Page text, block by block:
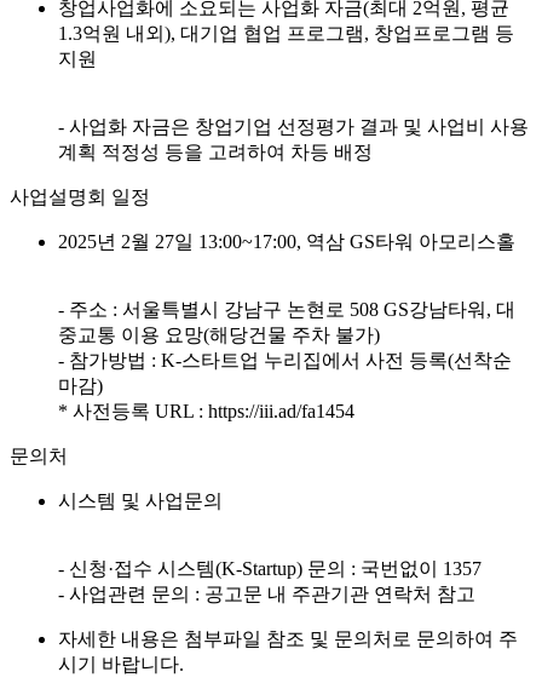
창업사업화에 소요되는 사업화 자금(최대 2억원, 평균
1.3억원 내외), 대기업 협업 프로그램, 창업프로그램 등
지원
- 사업화 자금은 창업기업 선정평가 결과 및 사업비 사용
계획 적정성 등을 고려하여 차등 배정
사업설명회 일정
2025년 2월 27일 13:00~17:00, 역삼 GS타워 아모리스홀
- 주소 : 서울특별시 강남구 논현로 508 GS강남타워, 대
중교통 이용 요망(해당건물 주차 불가)
- 참가방법 : K-스타트업 누리집에서 사전 등록(선착순
마감)
* 사전등록 URL : https://iii.ad/fa1454
문의처
시스템 및 사업문의
- 신청·접수 시스템(K-Startup) 문의 : 국번없이 1357
- 사업관련 문의 : 공고문 내 주관기관 연락처 참고
자세한 내용은 첨부파일 참조 및 문의처로 문의하여 주
시기 바랍니다.